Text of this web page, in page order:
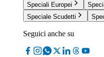
Speciali Europei
Speciale Scudetti
Seguici anche su